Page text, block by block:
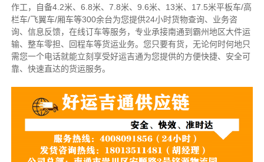
作工，自备4.2米、6.8米、7.8米、9.6米、13米、17.5米平板车/高
栏车/飞翼车/厢车等300余台为您提供24小时货物查询、业务咨
询、信息反馈，在线订车等服务， 专业承接南通到霸州地区大件运
输、整车零担、回程车等货运业务。 您只要有货，无论何时何地只
需您一个电话就能立刻享受好运吉通为您提供的方便快捷、安全可
靠、快速直达的货运服务。